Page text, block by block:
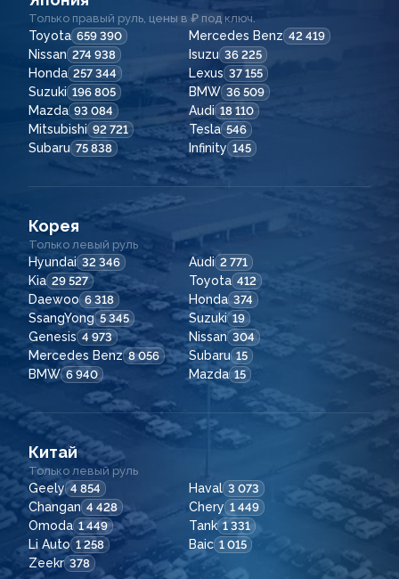
Только правый руль, цены в ₽ под ключ.
Toyota 659 390 Mercedes Benz 42 419
Nissan 274 938 Isuzu 36 225
Honda 257 344 Lexus 37 155
Suzuki 196 805 BMW 36 509
Mazda 93 084 Audi 18 110
Mitsubishi 92 721 Tesla 546
Subaru 75 838 Infinity 145
Корея
Только левый руль
Hyundai 32 346 Audi 2 771
Kia 29 527 Toyota 412
Daewoo 6 318 Honda 374
SsangYong 5 345 Suzuki 19
Genesis 4 973 Nissan 304
Mercedes Benz 8 056 Subaru 15
BMW 6 940 Mazda 15
Китай
Только левый руль
Geely 4 854 Haval 3 073
Changan 4 428 Chery 1 449
Omoda 1 449 Tank 1 331
Li Auto 1 258 Baic 1 015
Zeekr 378